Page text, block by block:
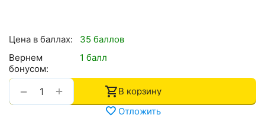
Цена в баллах:
35 баллов
Вернем
бонусом:
1 балл
+
−
В корзину
Отложить